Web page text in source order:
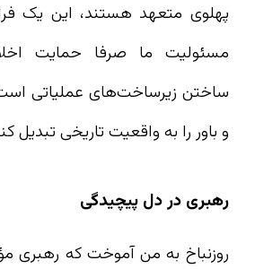
پهلوی متعهد هستند، این یک
مسئولیت ما صرفا حمایت
ساختن زیرساخت‌های عملیاتی‌ است
و باور را به واقعیت تاریخی تبدیل
رهبری در دل پیچیدگی
روزنباخ به من آموخت که رهبری